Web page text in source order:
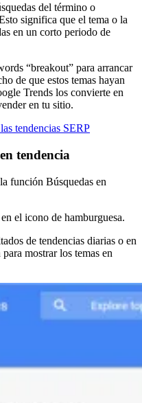
del término o
significa que el tema o la
en un corto periodo de
“breakout” para arrancar
de que estos temas hayan
Trends los convierte en
en tu sitio.
tendencias SERP
tendencia
función Búsquedas en
el icono de hamburguesa.
de tendencias diarias o en
mostrar los temas en